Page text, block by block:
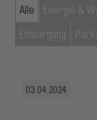
Alle
03.04.2024